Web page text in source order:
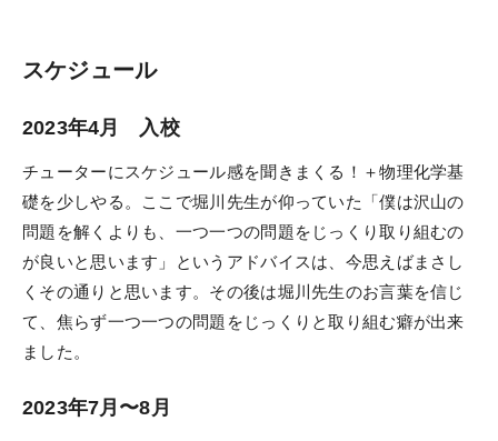
システム環境
WEBサイトご利用環境
eラーニング推奨環境
テストバンク・テストエンジン推奨環境
利用規約
特定商取引法に基づく表示
スケジュール
2023年4月 入校
チューターにスケジュール感を聞きまくる！＋物理化学基
礎を少しやる。ここで堀川先生が仰っていた「僕は沢山の
問題を解くよりも、一つ一つの問題をじっくり取り組むの
が良いと思います」というアドバイスは、今思えばまさし
くその通りと思います。その後は堀川先生のお言葉を信じ
て、焦らず一つ一つの問題をじっくりと取り組む癖が出来
ました。
2023年7月〜8月